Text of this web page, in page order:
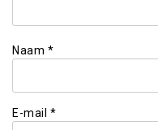
Naam *
E-mail *